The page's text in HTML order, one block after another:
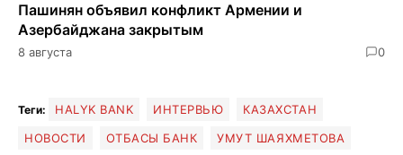
Пашинян объявил конфликт Армении и
Азербайджана закрытым
8 августа 0
Теги: HALYK BANK ИНТЕРВЬЮ
КАЗАХСТАН
НОВОСТИ
ОТБАСЫ БАНК УМУТ ШАЯХМЕТОВА